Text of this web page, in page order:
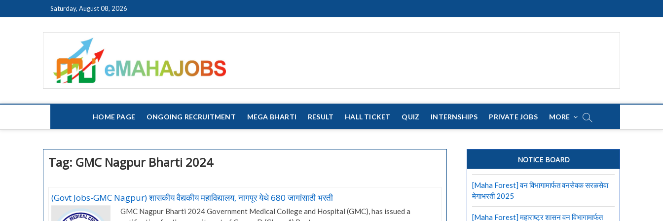
to
Saturday, August 08, 2026
HOME PAGE ONGOING RECRUITMENT MEGA BHARTI RESULT HALL TICKET QUIZ INTERNSHIPS PRIVATE JOBS MORE
Tag: GMC Nagpur Bharti 2024
(Govt Jobs-GMC Nagpur) शासकीय वैद्यकीय महाविद्यालय, नागपूर येथे 680 जागांसाठी भरती
GMC Nagpur Bharti 2024 Government Medical College and Hospital (GMC), has issued a
NOTICE BOARD
[Maha Forest] वन विभागामार्फत वनसेवक सरळसेवा
मेगाभरती 2025
[Maha Forest] महाराष्ट्र शासन वन विभागामार्फत